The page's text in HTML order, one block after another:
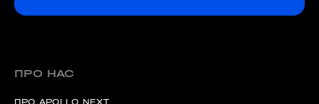
ПРО НАС
ПРО APOLLO NEXT